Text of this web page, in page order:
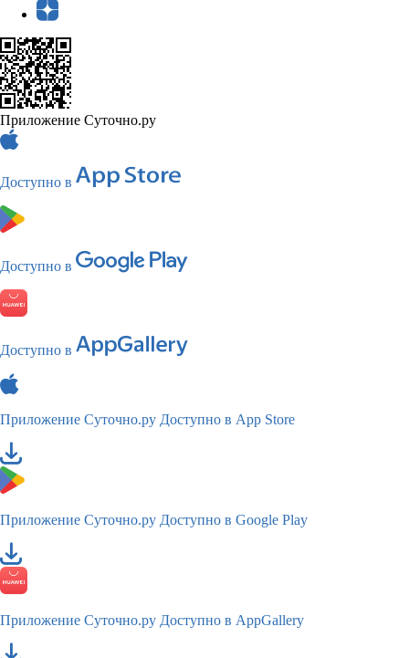
Приложение Суточно.ру
Доступно в
Доступно в
Доступно в
Приложение Суточно.ру Доступно в App Store
Приложение Суточно.ру Доступно в Google Play
Приложение Суточно.ру Доступно в AppGallery